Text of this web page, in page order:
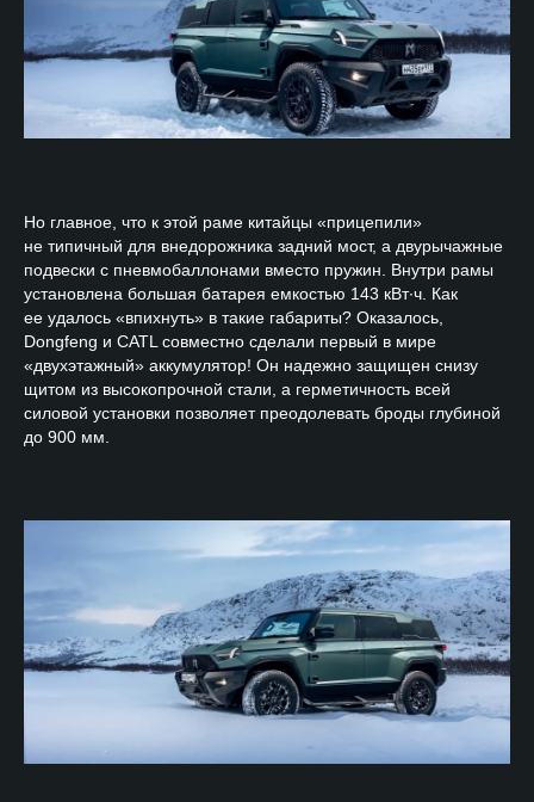
Но главное, что к этой раме китайцы «прицепили»
не типичный для внедорожника задний мост, а двурычажные
подвески с пневмобаллонами вместо пружин. Внутри рамы
установлена большая батарея емкостью 143 кВт∙ч. Как
ее удалось «впихнуть» в такие габариты? Оказалось,
Dongfeng и CATL совместно сделали первый в мире
«двухэтажный» аккумулятор! Он надежно защищен снизу
щитом из высокопрочной стали, а герметичность всей
силовой установки позволяет преодолевать броды глубиной
до 900 мм.